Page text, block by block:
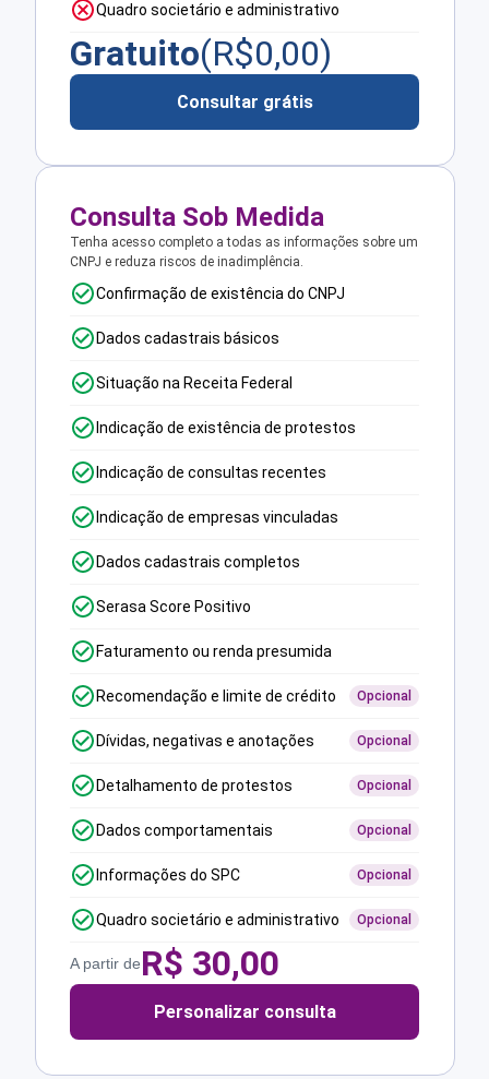
Quadro societário e administrativo
Gratuito(R$0,00)
Consultar grátis
Consulta Sob Medida
Tenha acesso completo a todas as informações sobre um
CNPJ e reduza riscos de inadimplência.
Confirmação de existência do CNPJ
Dados cadastrais básicos
Situação na Receita Federal
Indicação de existência de protestos
Indicação de consultas recentes
Indicação de empresas vinculadas
Dados cadastrais completos
Serasa Score Positivo
Faturamento ou renda presumida
Recomendação e limite de crédito Opcional
Dívidas, negativas e anotações Opcional
Detalhamento de protestos Opcional
Dados comportamentais Opcional
Informações do SPC Opcional
Quadro societário e administrativo Opcional
A partir deR$ 30,00
Personalizar consulta